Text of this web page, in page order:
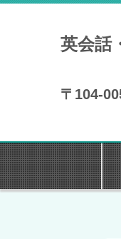
英会話
〒104-